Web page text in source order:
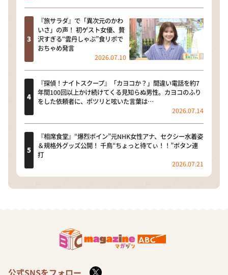
『旅サラダ』で「異次元のかわ
いさ」の声！ 初ゲスト女優、贅
沢すぎる“雲丹しゃぶ”食リポで
おちゃめ発言
2026.07.10
『探偵！ナイトスクープ』「カヨコか？」間違い電話を約7
年間100回以上かけ続けてくる見知らぬ男性。カヨコのふり
をした依頼者に、ポツリと呟いた言葉は…
2026.07.14
『相席食堂』“爆烈ボイン”元NHK女性アナ、セクシー水着姿
＆規格外グッズ公開！ 千鳥“ちょっと待てぃ！！”ボタン連
打
2026.07.21
公式SNSをフォロー